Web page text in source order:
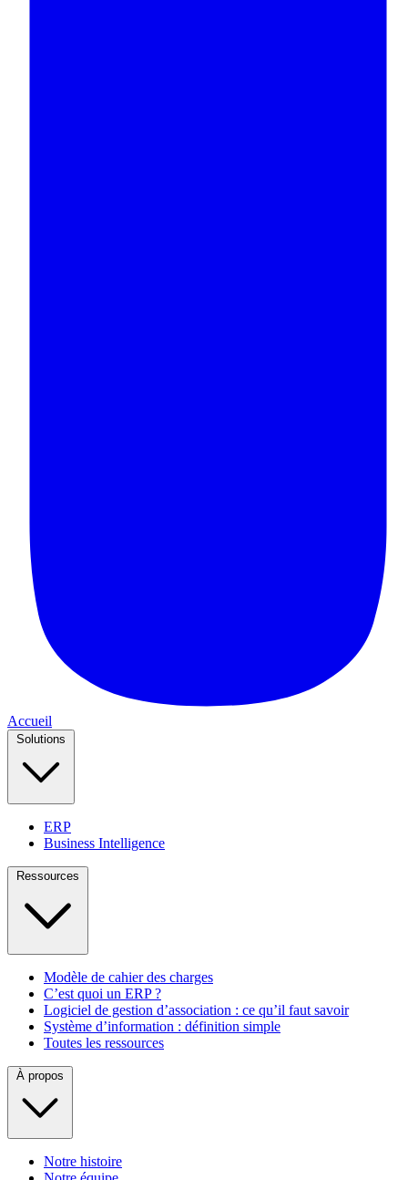
Accueil
ERP
Business Intelligence
Modèle de cahier des charges
C’est quoi un ERP ?
Logiciel de gestion d’association : ce qu’il faut savoir
Système d’information : définition simple
Toutes les ressources
Notre histoire